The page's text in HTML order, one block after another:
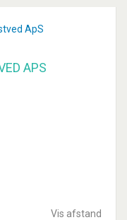
APS
Vis afstand